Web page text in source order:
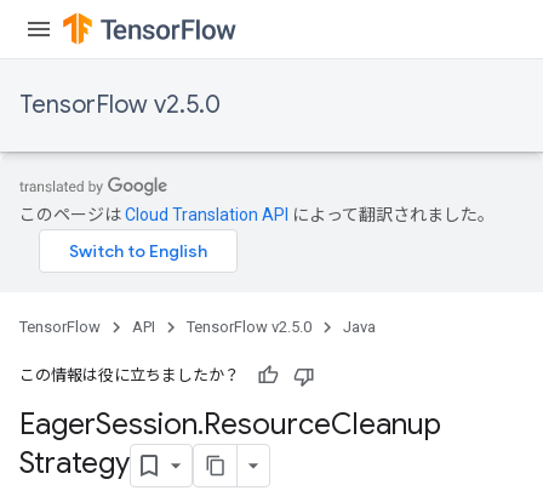
TensorFlow v2.5.0
このページはCloud Translation API によって翻訳されました。
TensorFlow API TensorFlow v2.5.0 Java
この情報は役に立ちましたか？
EagerSession.ResourceCleanup
Strategy